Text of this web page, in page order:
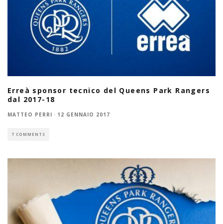
Erreà sponsor tecnico del Queens Park Rangers
dal 2017-18
MATTEO PERRI · 12 GENNAIO 2017
7 COMMENTS